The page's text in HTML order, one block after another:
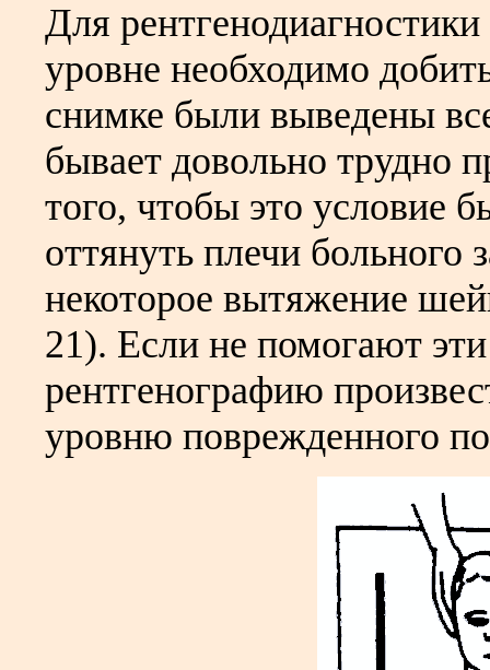
Для
уровне необходимо
снимке были выведены
бывает довольно трудно
того, чтобы это условие
оттянуть плечи больного
некоторое вытяжение
21). Если не помогают
рентгенографию
уровню поврежденного